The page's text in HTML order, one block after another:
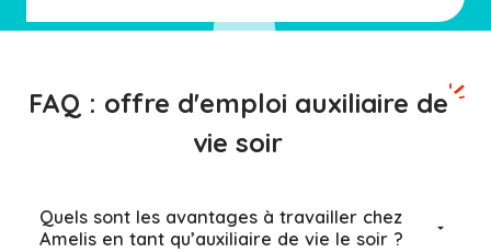
FAQ : offre d'emploi auxiliaire de
vie soir
Quels sont les avantages à travailler chez
Amelis en tant qu’auxiliaire de vie le soir ?